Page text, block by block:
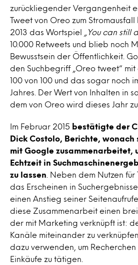
zurückliegender Vergangenheit
Tweet von Oreo zum Stromausfall
2013 das Wortspiel
„You can still
10.000 Retweets und blieb noch
Bewusstsein der Öffentlichkeit.
den Suchbegriff „Oreo tweet“ mit
100 von 100 und das sogar noch
Jahres. Der Wert von Inhalten in
dem von Oreo wird dieses Jahr
Im Februar 2015 bestätigte der
Dick Costolo, Berichte, wonach
mit Google zusammenarbeitet,
Echtzeit in
zu lassen . Neben dem Nutzen
das Erscheinen in
einen Anstieg seiner
diese Zusammenarbeit einen
der mit Marketing verknüpft ist:
Kanäle miteinander zu
dazu verwenden, um Recherchen
Einkäufe zu tätigen.